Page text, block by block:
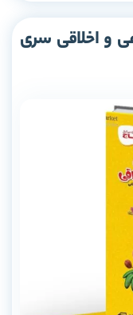
و اخلاقی سری